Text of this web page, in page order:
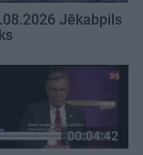
Jēkabpils
00:04:42